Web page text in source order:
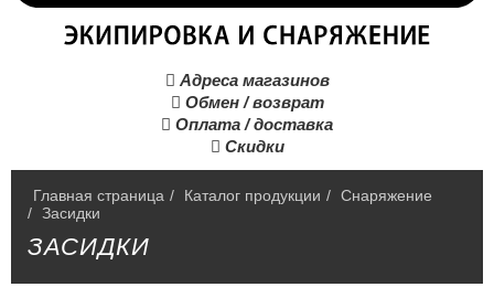
 Адреса магазинов
 Обмен / возврат
 Оплата / доставка
 Скидки
Главная страница / Каталог продукции / Снаряжение
/ Засидки
ЗАСИДКИ